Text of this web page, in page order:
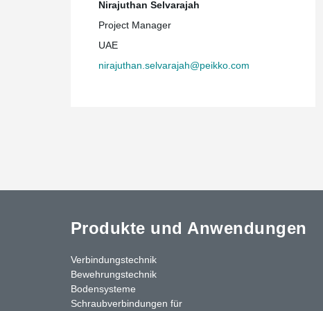
Nirajuthan Selvarajah
Project Manager
UAE
nirajuthan.selvarajah@peikko.com
Produkte und Anwendungen
Verbindungstechnik
Bewehrungstechnik
Bodensysteme
Schraubverbindungen für